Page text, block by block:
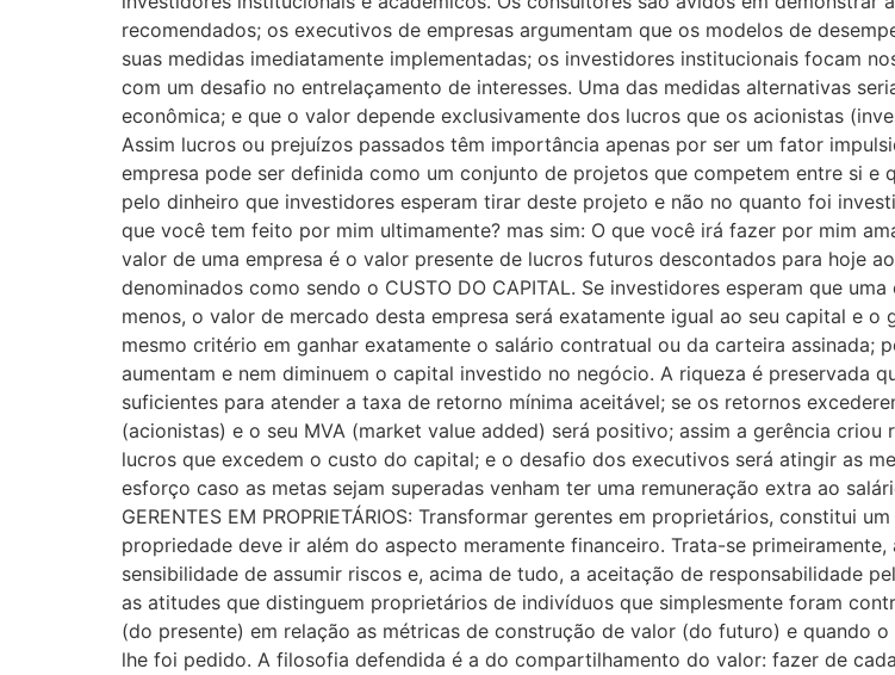
recomendados; os executivos de empresas argumentam que os modelos de
suas medidas imediatamente implementadas; os investidores institucionais focam
com um desafio no entrelaçamento de interesses. Uma das medidas alternativas
econômica; e que o valor depende exclusivamente dos lucros que os acionistas
Assim lucros ou prejuízos passados têm importância apenas por ser um fator
empresa pode ser definida como um conjunto de projetos que competem entre si e
pelo dinheiro que investidores esperam tirar deste projeto e não no quanto foi
que você tem feito por mim ultimamente? mas sim: O que você irá fazer por mim
valor de uma empresa é o valor presente de lucros futuros descontados para hoje
denominados como sendo o CUSTO DO CAPITAL. Se investidores esperam que
menos, o valor de mercado desta empresa será exatamente igual ao seu capital e
mesmo critério em ganhar exatamente o salário contratual ou da carteira assinada;
aumentam e nem diminuem o capital investido no negócio. A riqueza é preservada
suficientes para atender a taxa de retorno mínima aceitável; se os retornos
(acionistas) e o seu MVA (market value added) será positivo; assim a gerência
lucros que excedem o custo do capital; e o desafio dos executivos será atingir as
esforço caso as metas sejam superadas venham ter uma remuneração extra ao
GERENTES EM PROPRIETÁRIOS: Transformar gerentes em proprietários, constitui
propriedade deve ir além do aspecto meramente financeiro. Trata-se
sensibilidade de assumir riscos e, acima de tudo, a aceitação de responsabilidade
as atitudes que distinguem proprietários de indivíduos que simplesmente foram
(do presente) em relação as métricas de construção de valor (do futuro) e quando
lhe foi pedido. A filosofia defendida é a do compartilhamento do valor: fazer de